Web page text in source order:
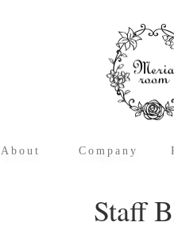
About Company
Staff